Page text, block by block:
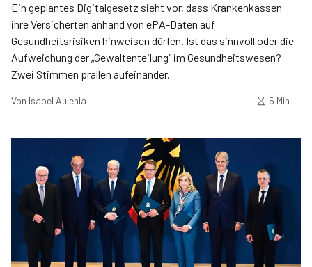
Ein geplantes Digitalgesetz sieht vor, dass Krankenkassen
ihre Versicherten anhand von ePA-Daten auf
Gesundheitsrisiken hinweisen dürfen. Ist das sinnvoll oder die
Aufweichung der „Gewaltenteilung“ im Gesundheitswesen?
Zwei Stimmen prallen aufeinander.
Von Isabel Aulehla 5 Min